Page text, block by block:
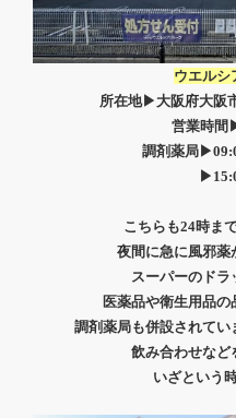
ウエルシ
所在地▶大阪府大阪
営業時間
調剤薬局▶
▶15:00～
こちらも24時ま
夜間に急に風邪薬
スーパーのドラ
医薬品や衛生用品の
調剤薬局も併設されて
飲み合わせなど
いざという